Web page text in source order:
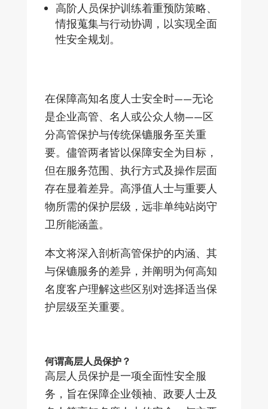
高阶人员保护训练着重预防策略、
情报蒐集与行动协调，以实现全面
性安全规划。
在保障高知名度人士安全时——无论
是企业高管、名人或公众人物——区
分高管保护与传统保镳服务至关重
要。儘管两者皆以保障安全为目标，
但在服务范围、执行方式及操作层面
存在显着差异。高淨值人士与重要人
物所需的保护层级，远非单纯站岗守
卫所能涵盖。
本文将深入剖析高管保护的内涵、其
与保镳服务的差异，并阐明为何高知
名度客户理解这些区别对选择适当保
护层级至关重要。
何谓高层人员保护？
高层人员保护是一项全面性安全服
务，旨在保障企业领袖、政要人士及